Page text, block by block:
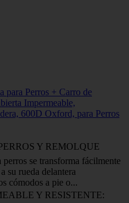
Perros + Carro de
Impermeable,
600D Oxford, para Perros
Y REMOLQUE
se transforma fácilmente
su rueda delantera
cómodos a pie o...
Y RESISTENTE: